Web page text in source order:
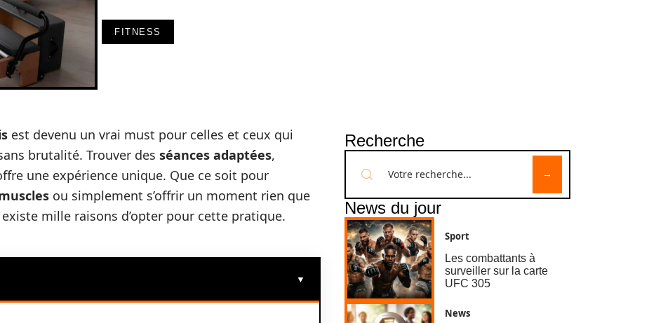
FITNESS
est devenu un vrai must pour celles et ceux qui
brutalité. Trouver des séances adaptées,
une expérience unique. Que ce soit pour
ou simplement s’offrir un moment rien que
mille raisons d’opter pour cette pratique.
Recherche
News du jour
Sport
Les combattants à
surveiller sur la carte
UFC 305
News